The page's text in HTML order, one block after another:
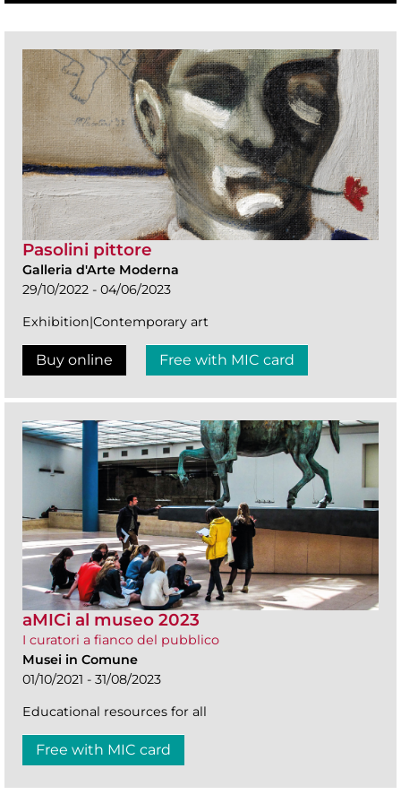
Pasolini pittore
Galleria d'Arte Moderna
29/10/2022 - 04/06/2023
Exhibition|Contemporary art
Buy online Free with MIC card
aMICi al museo 2023
I curatori a fianco del pubblico
Musei in Comune
01/10/2021 - 31/08/2023
Educational resources for all
Free with MIC card